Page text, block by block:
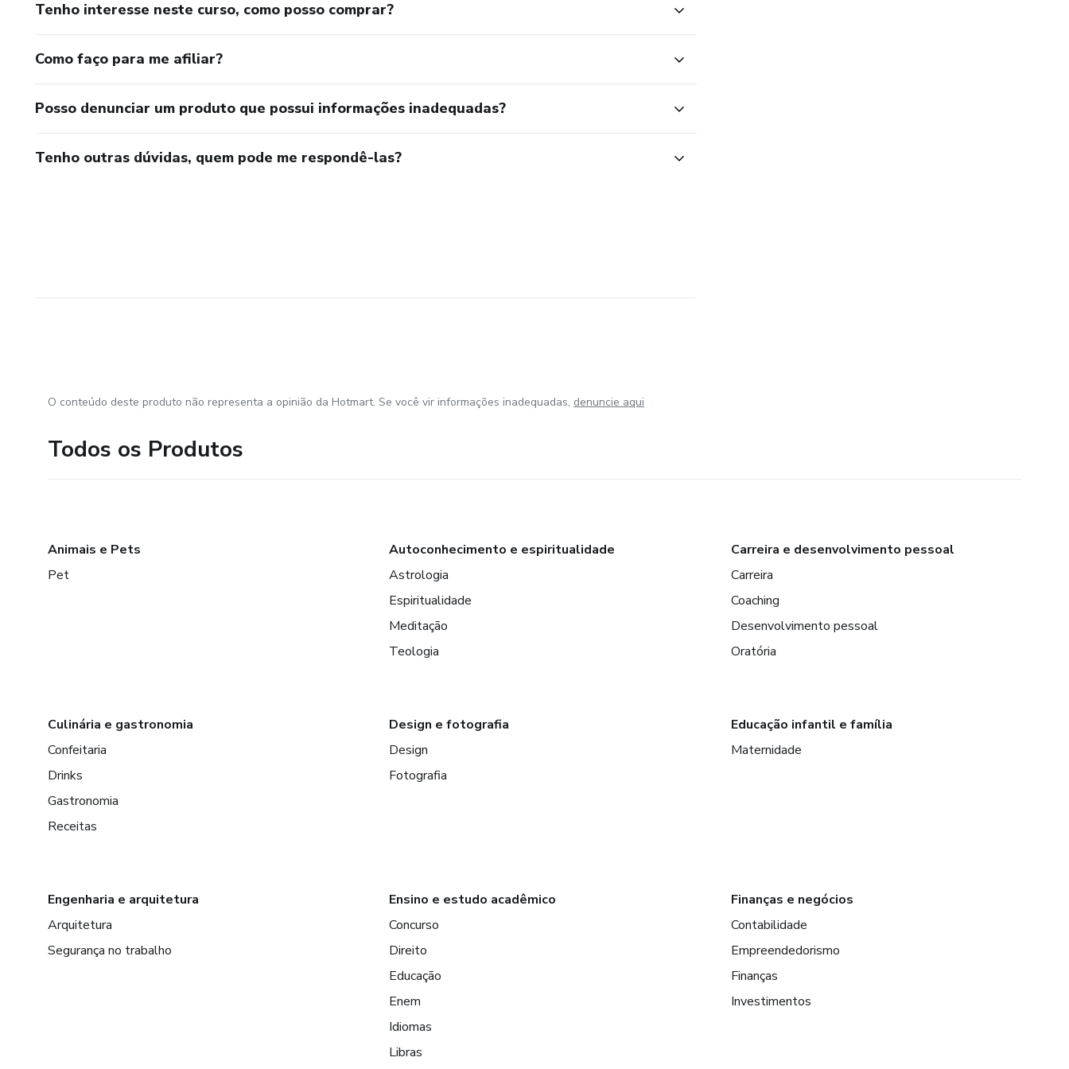
Tenho interesse neste curso, como posso comprar?
Como faço para me afiliar?
Posso denunciar um produto que possui informações inadequadas?
Tenho outras dúvidas, quem pode me respondê-las?
O conteúdo deste produto não representa a opinião da Hotmart. Se você vir informações inadequadas, denuncie aqui
Todos os Produtos
Animais e Pets
Pet
Autoconhecimento e espiritualidade
Astrologia
Espiritualidade
Meditação
Teologia
Carreira e desenvolvimento pessoal
Carreira
Coaching
Desenvolvimento pessoal
Oratória
Culinária e gastronomia
Confeitaria
Drinks
Gastronomia
Receitas
Design e fotografia
Design
Fotografia
Educação infantil e família
Maternidade
Engenharia e arquitetura
Arquitetura
Segurança no trabalho
Ensino e estudo acadêmico
Concurso
Direito
Educação
Enem
Idiomas
Libras
Finanças e negócios
Contabilidade
Empreendedorismo
Finanças
Investimentos